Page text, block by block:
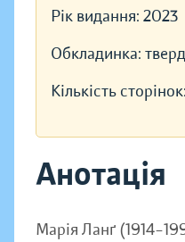
Рік видання: 2023
Обкладинка:
Кількість сторінок:
Анотація
Марія Ланґ